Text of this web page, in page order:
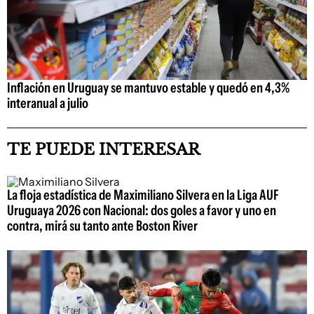
Inflación en Uruguay se mantuvo estable y quedó en 4,3%
interanual a julio
TE PUEDE INTERESAR
La floja estadística de Maximiliano Silvera en la Liga AUF
Uruguaya 2026 con Nacional: dos goles a favor y uno en
contra, mirá su tanto ante Boston River